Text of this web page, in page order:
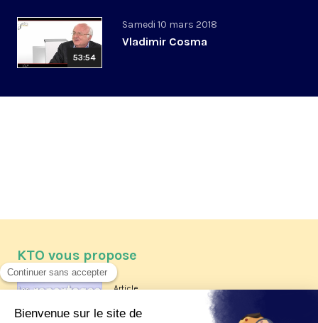
53:54
Samedi 10 mars 2018
Vladimir Cosma
KTO vous propose
Article
Les reportages d'été 2026 de KTO